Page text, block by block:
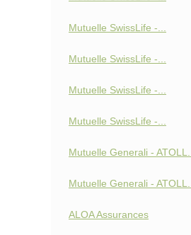
Mutuelle SwissLife -...
Mutuelle SwissLife -...
Mutuelle SwissLife -...
Mutuelle SwissLife -...
Mutuelle Generali - ATOLL...
Mutuelle Generali - ATOLL...
ALOA Assurances